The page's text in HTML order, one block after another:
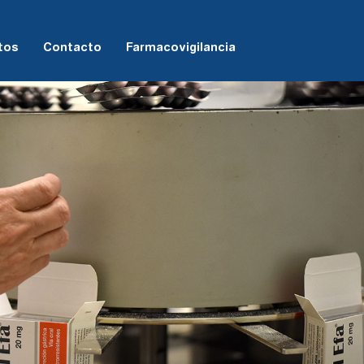
Contacto Farmacovigilancia